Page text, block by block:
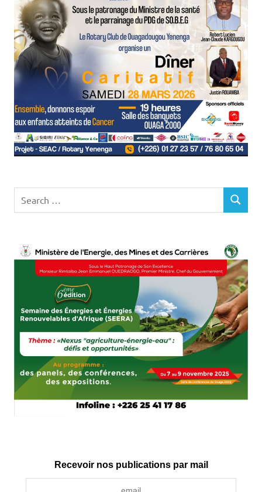
for:
SEARCH
Recevoir nos publications par mail